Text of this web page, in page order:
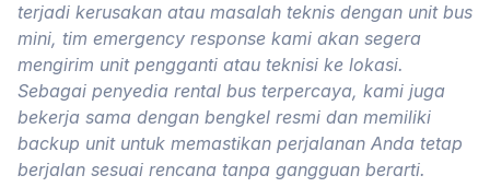
terjadi kerusakan atau masalah teknis dengan unit bus
mini, tim emergency response kami akan segera
mengirim unit pengganti atau teknisi ke lokasi.
Sebagai penyedia rental bus terpercaya, kami juga
bekerja sama dengan bengkel resmi dan memiliki
backup unit untuk memastikan perjalanan Anda tetap
berjalan sesuai rencana tanpa gangguan berarti.